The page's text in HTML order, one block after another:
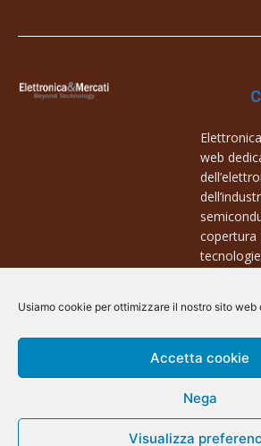
Usiamo cookie per ottimizzare il nostro sito web
Accetta cookie
Nega
Visualizza
web
copertura
Contatti:
@ArsCommunication 2023